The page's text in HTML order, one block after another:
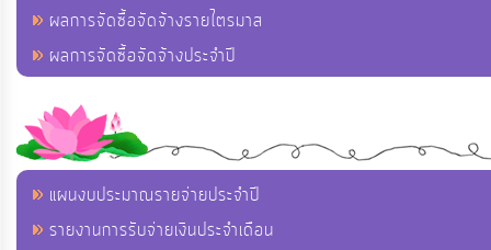
ผลการจัดซื้อจัดจ้างรายไตรมาส
ผลการจัดซื้อจัดจ้างประจำปี
แผนงบประมาณรายจ่ายประจำปี
รายงานการรับจ่ายเงินประจำเดือน